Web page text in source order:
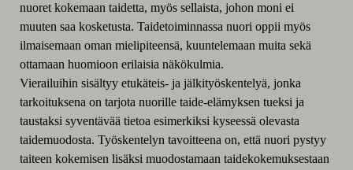
nuoret kokemaan taidetta, myös sellaista, johon moni ei
muuten saa kosketusta. Taidetoiminnassa nuori oppii myös
ilmaisemaan oman mielipiteensä, kuuntelemaan muita sekä
ottamaan huomioon erilaisia näkökulmia.
Vierailuihin sisältyy etukäteis- ja jälkityöskentelyä, jonka
tarkoituksena on tarjota nuorille taide-elämyksen tueksi ja
taustaksi syventävää tietoa esimerkiksi kyseessä olevasta
taidemuodosta. Työskentelyn tavoitteena on, että nuori pystyy
taiteen kokemisen lisäksi muodostamaan taidekokemuksestaan